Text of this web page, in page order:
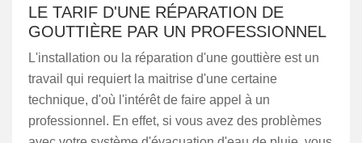
LE TARIF D'UNE RÉPARATION DE
GOUTTIÈRE PAR UN PROFESSIONNEL
L'installation ou la réparation d'une gouttière est un
travail qui requiert la maitrise d'une certaine
technique, d'où l'intérêt de faire appel à un
professionnel. En effet, si vous avez des problèmes